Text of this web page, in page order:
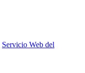
Servicio Web del